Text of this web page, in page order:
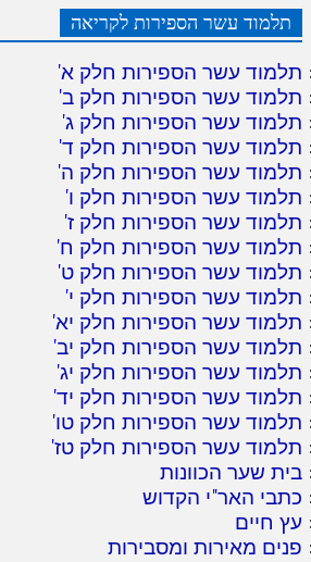
תלמוד עשר הספירות לקריאה
תלמוד עשר הספירות חלק א'
תלמוד עשר הספירות חלק ב'
תלמוד עשר הספירות חלק ג'
תלמוד עשר הספירות חלק ד'
תלמוד עשר הספירות חלק ה'
תלמוד עשר הספירות חלק ו'
תלמוד עשר הספירות חלק ז'
תלמוד עשר הספירות חלק ח'
תלמוד עשר הספירות חלק ט'
תלמוד עשר הספירות חלק י'
תלמוד עשר הספירות חלק יא'
תלמוד עשר הספירות חלק יב'
תלמוד עשר הספירות חלק יג'
תלמוד עשר הספירות חלק יד'
תלמוד עשר הספירות חלק טו'
תלמוד עשר הספירות חלק טז'
בית שער הכוונות
כתבי האר"י הקדוש
עץ חיים
פנים מאירות ומסבירות